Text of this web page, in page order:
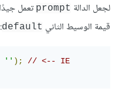
لجعل الدالة prompt
قيمة الوسيط الثاني default
:
'' );
// <-- IE